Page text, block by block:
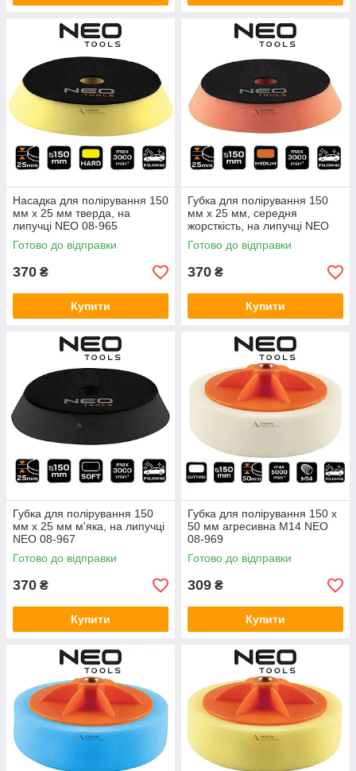
Насадка для полірування 150
мм x 25 мм тверда, на
липучці NEO 08-965
Готово до відправки
370 ₴
Купити
Губка для полірування 150
мм x 25 мм, середня
жорсткість, на липучці NEO
08-966
Готово до відправки
370 ₴
Купити
Губка для полірування 150
мм x 25 мм м'яка, на липучці
NEO 08-967
Готово до відправки
370 ₴
Купити
Губка для полірування 150 x
50 мм агресивна M14 NEO
08-969
Готово до відправки
309 ₴
Купити